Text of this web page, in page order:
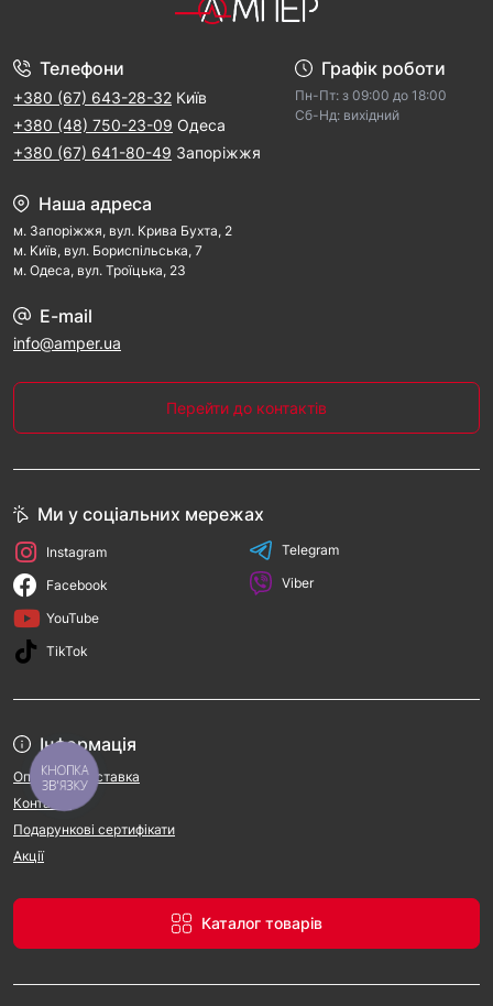
Телефони
+380 (67) 643-28-32 Київ
+380 (48) 750-23-09 Одеса
+380 (67) 641-80-49 Запоріжжя
Графік роботи
Пн-Пт: з 09:00 дo 18:00
Cб-Hд: виxідний
Наша адреса
м. Запорiжжя, вул. Крива Бухта, 2
м. Kиїв, вул. Бориспільська, 7
м. Одеса, вул. Троїцька, 23
E-mail
info@amper.ua
Перейти до контактів
Інформація
Оплата та доставка
Контакти
Подарункові сертифікати
Акції
Каталог товарів
Ми у соціальних мережах
Instagram
Facebook
YouTube
TikTok
Telegram
Viber
КНОПКА
ЗВ'ЯЗКУ